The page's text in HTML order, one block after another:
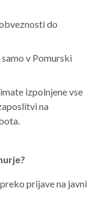
do
v Pomurski
izpolnjene vse
na
prijave na javni